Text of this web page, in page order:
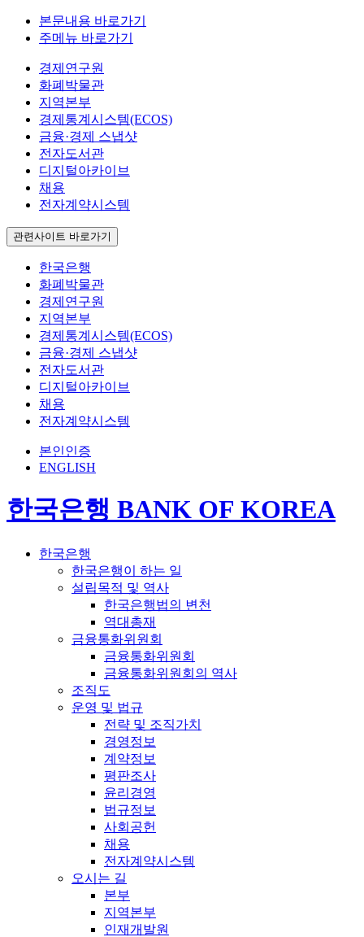
본문내용 바로가기
주메뉴 바로가기
경제연구원
화폐박물관
지역본부
경제통계시스템(ECOS)
금융·경제 스냅샷
전자도서관
디지털아카이브
채용
전자계약시스템
관련사이트 바로가기
한국은행
화폐박물관
경제연구원
지역본부
경제통계시스템(ECOS)
금융·경제 스냅샷
전자도서관
디지털아카이브
채용
전자계약시스템
본인인증
ENGLISH
한국은행 BANK OF KOREA
한국은행
한국은행이 하는 일
설립목적 및 역사
한국은행법의 변천
역대총재
금융통화위원회
금융통화위원회
금융통화위원회의 역사
조직도
운영 및 법규
전략 및 조직가치
경영정보
계약정보
평판조사
윤리경영
법규정보
사회공헌
채용
전자계약시스템
오시는 길
본부
지역본부
인재개발원